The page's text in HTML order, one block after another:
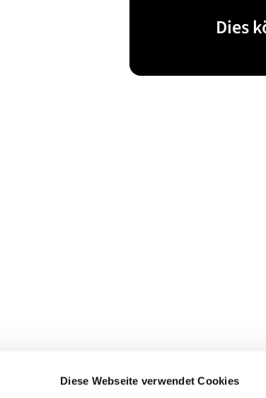
Diese Webseite verwendet Cookies
Dies